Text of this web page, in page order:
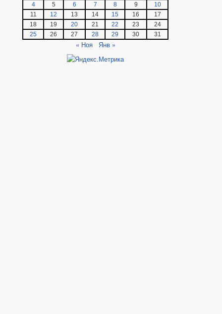
4
5 6 7 8 9
10
11
12 13 14 15 16
17
18
19 20 21 22 23
24
25
26 27 28 29 30 31
« Ноя Янв »